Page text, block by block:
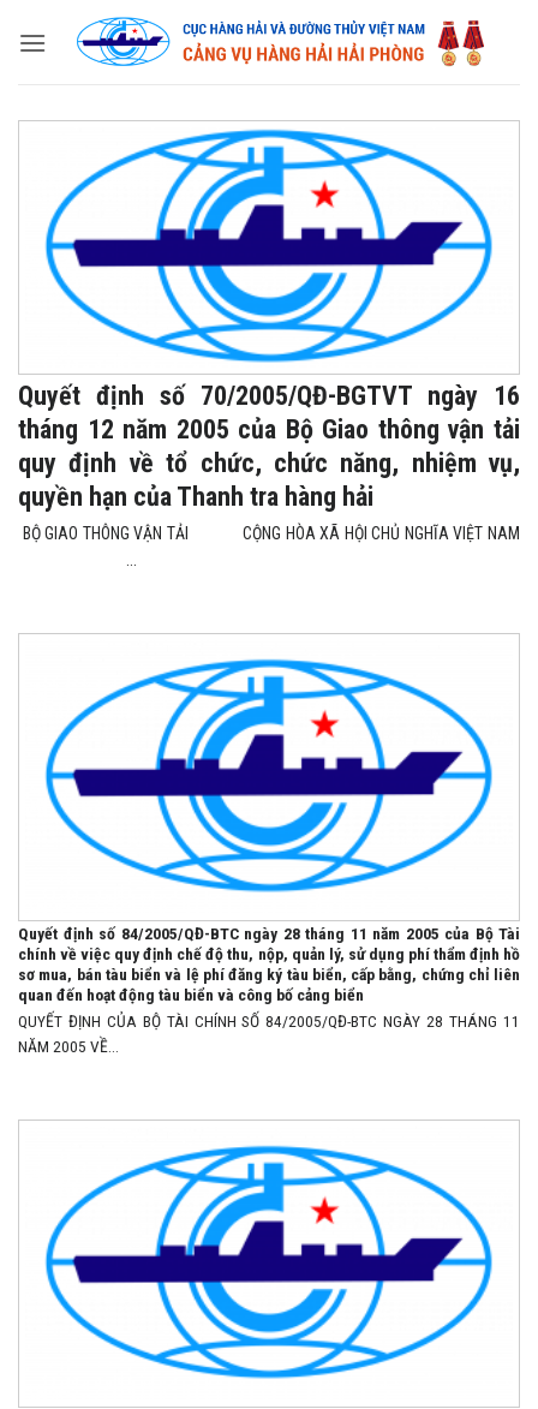
Quyết định số 70/2005/QĐ-BGTVT ngày 16
tháng 12 năm 2005 của Bộ Giao thông vận tải
quy định về tổ chức, chức năng, nhiệm vụ,
quyền hạn của Thanh tra hàng hải
BỘ GIAO THÔNG VẬN TẢI CỘNG HÒA XÃ HỘI CHỦ NGHĨA VIỆT NAM
Quyết định số 84/2005/QĐ-BTC ngày 28 tháng 11 năm 2005 của Bộ Tài
chính về việc quy định chế độ thu, nộp, quản lý, sử dụng phí thẩm định hồ
sơ mua, bán tàu biển và lệ phí đăng ký tàu biển, cấp bằng, chứng chỉ liên
quan đến hoạt động tàu biển và công bố cảng biển
QUYẾT ĐỊNH CỦA BỘ TÀI CHÍNH SỐ 84/2005/QĐ-BTC NGÀY 28 THÁNG 11
NĂM 2005 VỀ...